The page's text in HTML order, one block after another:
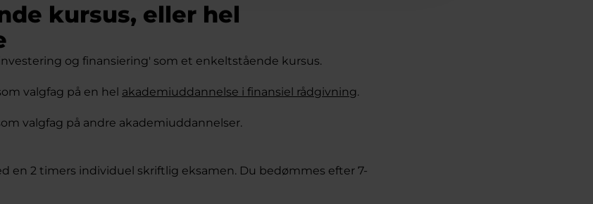
kursus, eller hel
og finansiering' som et enkeltstående kursus.
valgfag på en hel akademiuddannelse i finansiel rådgivning.
valgfag på andre akademiuddannelser.
en 2 timers individuel skriftlig eksamen. Du bedømmes efter 7-